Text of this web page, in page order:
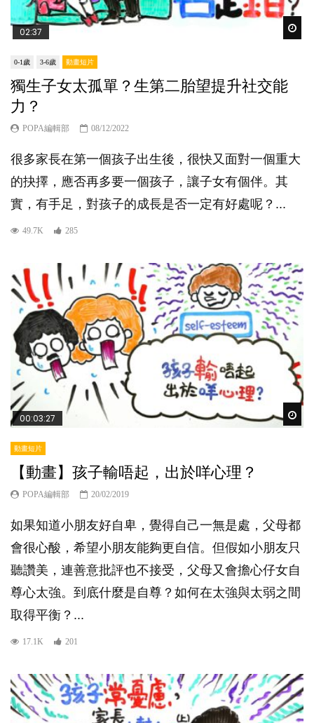
02:37
0-1歲 3-6歲 動畫短片
獨生子女太孤單？生第二胎望提升社交能
力？
POPA編輯部 08/12/2022
很多家長在第一個孩子出生後，很快又面對一個重大
的抉擇，應否再多要一個孩子，讓子女有個伴。其
實，有手足，對孩子的成長是否一定有好處呢？...
49.7K 285
00:03:27
動畫短片
【動畫】孩子輸唔起，出於咩心理？
POPA編輯部 20/02/2019
如果知道小朋友好自卑，覺得自己一無是處，父母都
會很心酸，希望小朋友能夠更自信。但假如小朋友只
聽讚美，連善意批評也不接受，父母又會擔心仔女自
尊心太強。到底什麼是自尊？如何在太強與太弱之間
取得平衡？...
17.1K 201